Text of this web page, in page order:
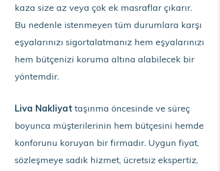
kaza size az veya çok ek masraflar çıkarır.
Bu nedenle istenmeyen tüm durumlara karşı
eşyalarınızı sigortalatmanız hem eşyalarınızı
hem bütçenizi koruma altına alabilecek bir
yöntemdir.
Liva Nakliyattaşınma öncesinde ve süreç
boyunca müşterilerinin hem bütçesini hemde
konforunu koruyan bir firmadır. Uygun fiyat,
sözleşmeye sadık hizmet, ücretsiz ekspertiz,